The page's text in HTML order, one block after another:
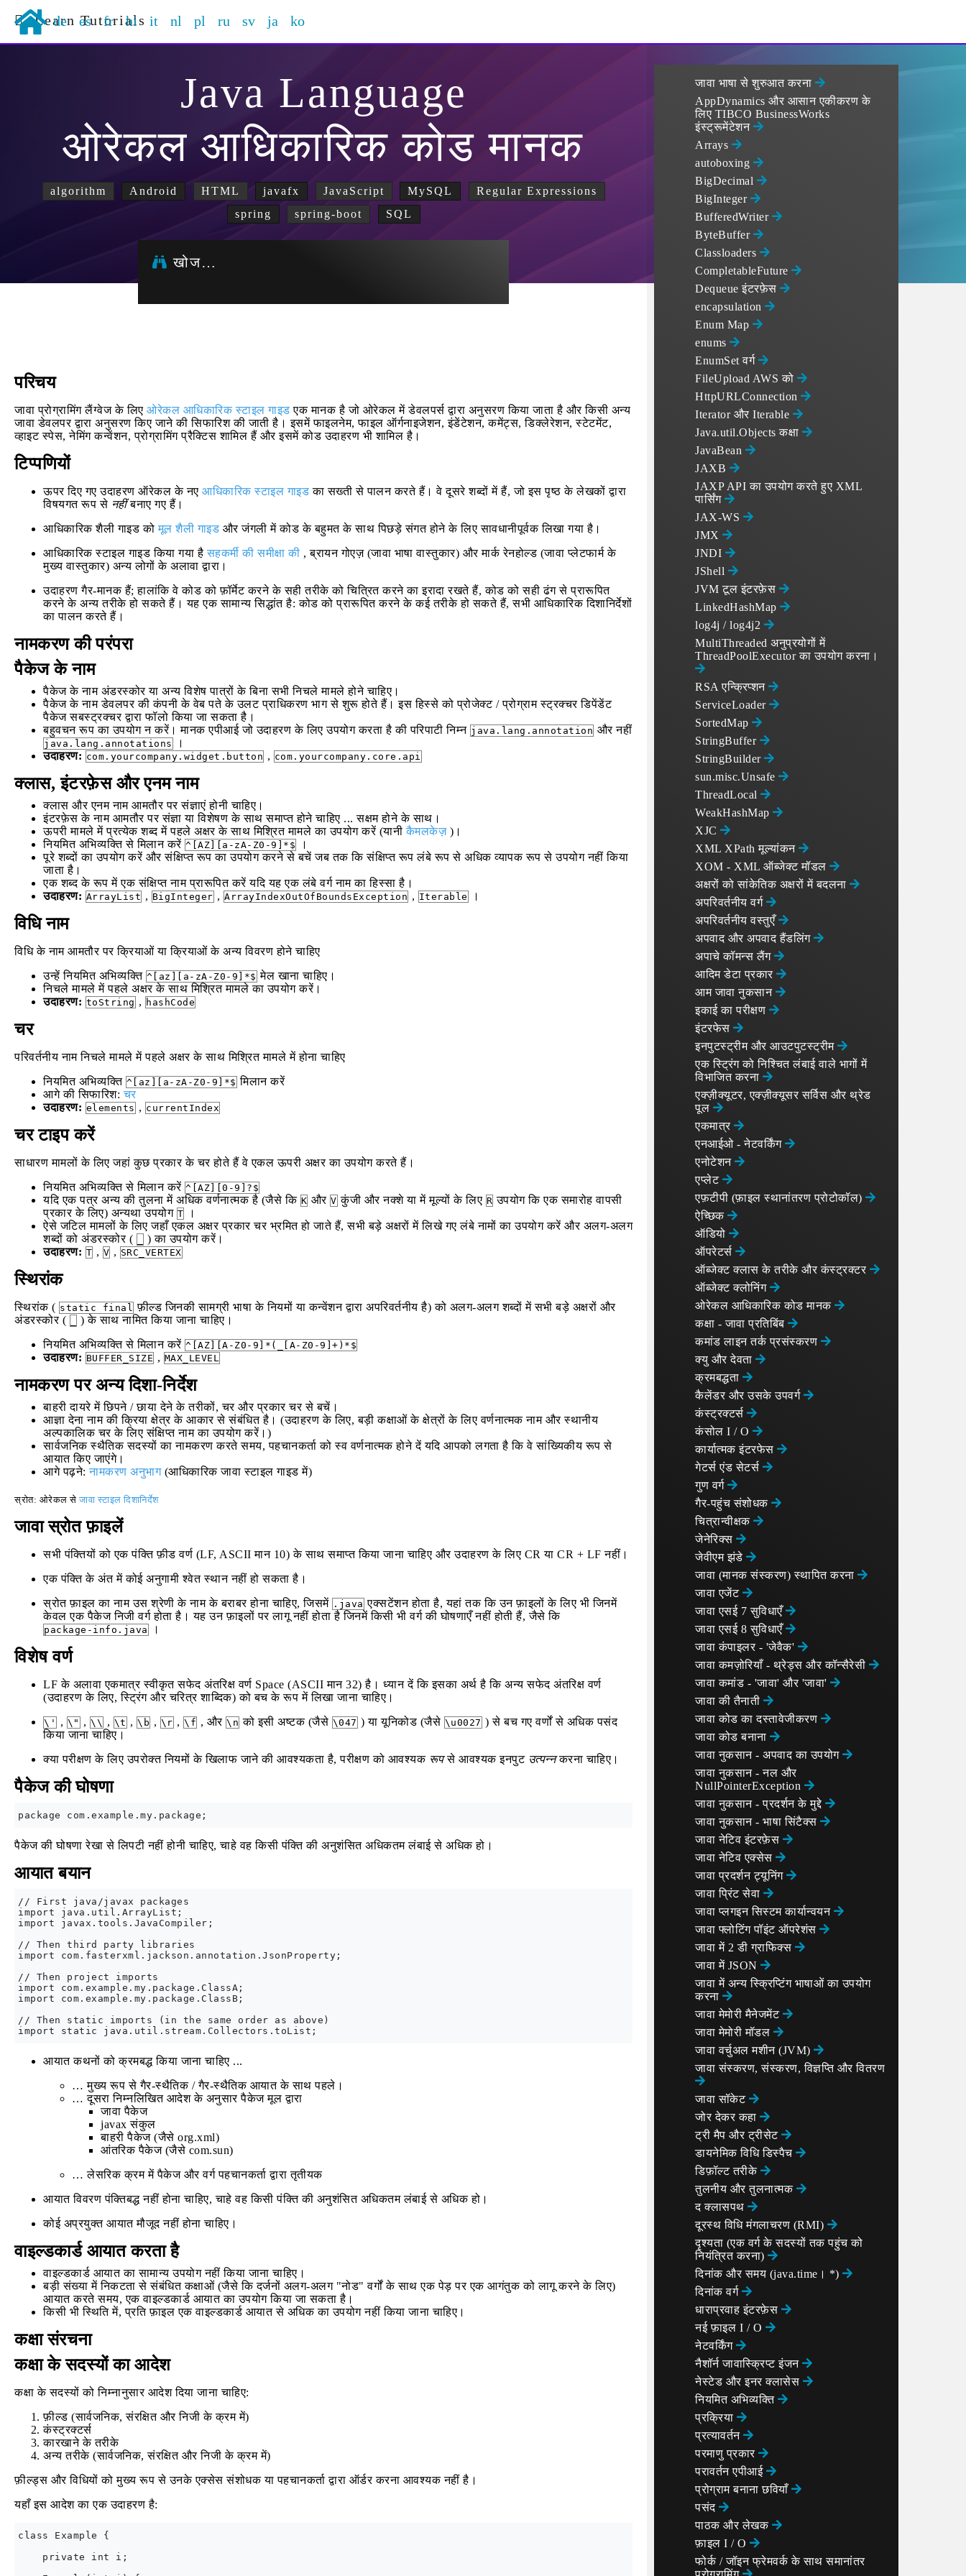
Learn Tutorials
de es fr hi it nl pl ru sv ja ko
Java Language
ओरेकल आधिकारिक कोड मानक
algorithm Android HTML javafx JavaScript MySQL
Regular Expressions
spring
spring-boot SQL
खोज…
परिचय
जावा प्रोग्रामिंग लैंग्वेज के लिए ओरेकल आधिकारिक स्टाइल गाइड एक मानक है जो ओरेकल में डेवलपर्स द्वारा अनुसरण किया जाता है और किसी अन्य
जावा डेवलपर द्वारा अनुसरण किए जाने की सिफारिश की जाती है। इसमें फाइलनेम, फाइल ऑर्गनाइजेशन, इंडेंटेशन, कमेंट्स, डिक्लेरेशन, स्टेटमेंट,
व्हाइट स्पेस, नेमिंग कन्वेंशन, प्रोग्रामिंग प्रैक्टिस शामिल हैं और इसमें कोड उदाहरण भी शामिल है।
टिप्पणियों
ऊपर दिए गए उदाहरण ऑरेकल के नए आधिकारिक स्टाइल गाइड का सख्ती से पालन करते हैं। वे दूसरे शब्दों में हैं, जो इस पृष्ठ के लेखकों द्वारा
विषयगत रूप से नहींबनाए गए हैं।
आधिकारिक शैली गाइड कोमूल शैली गाइड और जंगली में कोड के बहुमत के साथ पिछड़े संगत होने के लिए सावधानीपूर्वक लिखा गया है।
आधिकारिक स्टाइल गाइड किया गया हैसहकर्मी की समीक्षा की , ब्रायन गोएज़ (जावा भाषा वास्तुकार) और मार्क रेनहोल्ड (जावा प्लेटफार्म के
मुख्य वास्तुकार) अन्य लोगों के अलावा द्वारा।
उदाहरण गैर-मानक हैं; हालांकि वे कोड को फ़ॉर्मेट करने के सही तरीके को चित्रित करने का इरादा रखते हैं, कोड को सही ढंग से प्रारूपित
करने के अन्य तरीके हो सकते हैं। यह एक सामान्य सिद्धांत है: कोड को प्रारूपित करने के कई तरीके हो सकते हैं, सभी आधिकारिक दिशानिर्देशों
का पालन करते हैं।
नामकरण की परंपरा
पैकेज के नाम
पैकेज के नाम अंडरस्कोर या अन्य विशेष पात्रों के बिना सभी निचले मामले होने चाहिए।
पैकेज के नाम डेवलपर की कंपनी के वेब पते के उलट प्राधिकरण भाग से शुरू होते हैं। इस हिस्से को प्रोजेक्ट / प्रोग्राम स्ट्रक्चर डिपेंडेंट
पैकेज सबस्ट्रक्चर द्वारा फॉलो किया जा सकता है।
बहुवचन रूप का उपयोग न करें। मानक एपीआई जो उदाहरण के लिए उपयोग करता है की परिपाटी निम्न java.lang.annotation और नहीं
java.lang.annotations
।
उदाहरण: com.yourcompany.widget.button , com.yourcompany.core.api
क्लास, इंटरफ़ेस और एनम नाम
क्लास और एनम नाम आमतौर पर संज्ञाएं होनी चाहिए।
इंटरफ़ेस के नाम आमतौर पर संज्ञा या विशेषण के साथ समाप्त होने चाहिए ... सक्षम होने के साथ।
ऊपरी मामले में प्रत्येक शब्द में पहले अक्षर के साथ मिश्रित मामले का उपयोग करें (यानीकैमलकेज़)।
नियमित अभिव्यक्ति से मिलान करें ^[AZ][a-zA-Z0-9]*$
।
पूरे शब्दों का उपयोग करें और संक्षिप्त रूप का उपयोग करने से बचें जब तक कि संक्षिप्त रूप लंबे रूप से अधिक व्यापक रूप से उपयोग नहीं किया
जाता है।
एक शब्द के रूप में एक संक्षिप्त नाम प्रारूपित करें यदि यह एक लंबे वर्ग नाम का हिस्सा है।
उदाहरण: ArrayList , BigInteger , ArrayIndexOutOfBoundsException , Iterable ।
विधि नाम
विधि के नाम आमतौर पर क्रियाओं या क्रियाओं के अन्य विवरण होने चाहिए
उन्हें नियमित अभिव्यक्ति ^[az][a-zA-Z0-9]*$ मेल खाना चाहिए।
निचले मामले में पहले अक्षर के साथ मिश्रित मामले का उपयोग करें।
उदाहरण: toString , hashCode
चर
परिवर्तनीय नाम निचले मामले में पहले अक्षर के साथ मिश्रित मामले में होना चाहिए
नियमित अभिव्यक्ति ^[az][a-zA-Z0-9]*$ मिलान करें
आगे की सिफारिश:चर
उदाहरण: elements , currentIndex
चर टाइप करें
साधारण मामलों के लिए जहां कुछ प्रकार के चर होते हैं वे एकल ऊपरी अक्षर का उपयोग करते हैं।
नियमित अभिव्यक्ति से मिलान करें ^[AZ][0-9]?$
यदि एक पत्र अन्य की तुलना में अधिक वर्णनात्मक है (जैसे कि K और V कुंजी और नक्शे या में मूल्यों के लिए R उपयोग कि एक समारोह वापसी
प्रकार के लिए) अन्यथा उपयोग T
।
ऐसे जटिल मामलों के लिए जहाँ एकल अक्षर प्रकार चर भ्रमित हो जाते हैं, सभी बड़े अक्षरों में लिखे गए लंबे नामों का उपयोग करें और अलग-अलग
शब्दों को अंडरस्कोर (
) का उपयोग करें।
उदाहरण: T , V , SRC_VERTEX
स्थिरांक
स्थिरांक ( static final फ़ील्ड जिनकी सामग्री भाषा के नियमों या कन्वेंशन द्वारा अपरिवर्तनीय है) को अलग-अलग शब्दों में सभी बड़े अक्षरों और
अंडरस्कोर (
) के साथ नामित किया जाना चाहिए।
नियमित अभिव्यक्ति से मिलान करें ^[AZ][A-Z0-9]*(_[A-Z0-9]+)*$
उदाहरण: BUFFER_SIZE , MAX_LEVEL
नामकरण पर अन्य दिशा-निर्देश
बाहरी दायरे में छिपने / छाया देने के तरीकों, चर और प्रकार चर से बचें।
आज्ञा देना नाम की क्रिया क्षेत्र के आकार से संबंधित है। (उदाहरण के लिए, बड़ी कक्षाओं के क्षेत्रों के लिए वर्णनात्मक नाम और स्थानीय
अल्पकालिक चर के लिए संक्षिप्त नाम का उपयोग करें।)
सार्वजनिक स्थैतिक सदस्यों का नामकरण करते समय, पहचानकर्ता को स्व वर्णनात्मक होने दें यदि आपको लगता है कि वे सांख्यिकीय रूप से
आयात किए जाएंगे।
आगे पढ़ने:नामकरण अनुभाग(आधिकारिक जावा स्टाइल गाइड में)
स्रोत: ओरेकल सेजावा स्टाइल दिशानिर्देश
जावा स्रोत फ़ाइलें
सभी पंक्तियों को एक पंक्ति फ़ीड वर्ण (LF, ASCII मान 10) के साथ समाप्त किया जाना चाहिए और उदाहरण के लिए CR या CR + LF नहीं।
एक पंक्ति के अंत में कोई अनुगामी श्वेत स्थान नहीं हो सकता है।
स्रोत फ़ाइल का नाम उस श्रेणी के नाम के बराबर होना चाहिए, जिसमें .java एक्सटेंशन होता है, यहां तक कि उन फ़ाइलों के लिए भी जिनमें
केवल एक पैकेज निजी वर्ग होता है। यह उन फ़ाइलों पर लागू नहीं होता है जिनमें किसी भी वर्ग की घोषणाएँ नहीं होती हैं, जैसे कि
package-info.java ।
विशेष वर्ण
LF के अलावा एकमात्र स्वीकृत सफेद अंतरिक्ष वर्ण Space (ASCII मान 32) है। ध्यान दें कि इसका अर्थ है कि अन्य सफेद अंतरिक्ष वर्ण
(उदाहरण के लिए, स्ट्रिंग और चरित्र शाब्दिक) को बच के रूप में लिखा जाना चाहिए।
\' , \" , \\ , \t , \b , \r , \f , और \n को इसी अष्टक (जैसे \047 ) या यूनिकोड (जैसे \u0027 ) से बच गए वर्णों से अधिक पसंद
किया जाना चाहिए।
क्या परीक्षण के लिए उपरोक्त नियमों के खिलाफ जाने की आवश्यकता है, परीक्षण को आवश्यक रूपसे आवश्यक इनपुट उत्पन्नकरना चाहिए।
पैकेज की घोषणा
पैकेज की घोषणा रेखा से लिपटी नहीं होनी चाहिए, चाहे वह किसी पंक्ति की अनुशंसित अधिकतम लंबाई से अधिक हो।
आयात बयान
// First java/javax packages
import java.util.ArrayList;
import javax.tools.JavaCompiler;
// Then third party libraries
import com.fasterxml.jackson.annotation.JsonProperty;
// Then project imports
import com.example.my.package.ClassA;
import com.example.my.package.ClassB;
// Then static imports (in the same order as above)
आयात कथनों को क्रमबद्ध किया जाना चाहिए ...
… मुख्य रूप से गैर-स्थैतिक / गैर-स्थैतिक आयात के साथ पहले।
… दूसरा निम्नलिखित आदेश के अनुसार पैकेज मूल द्वारा
जावा पैकेज
javax संकुल
बाहरी पैकेज (जैसे org.xml)
आंतरिक पैकेज (जैसे com.sun)
… लेसरिक क्रम में पैकेज और वर्ग पहचानकर्ता द्वारा तृतीयक
आयात विवरण पंक्तिबद्ध नहीं होना चाहिए, चाहे वह किसी पंक्ति की अनुशंसित अधिकतम लंबाई से अधिक हो।
कोई अप्रयुक्त आयात मौजूद नहीं होना चाहिए।
वाइल्डकार्ड आयात करता है
वाइल्डकार्ड आयात का सामान्य उपयोग नहीं किया जाना चाहिए।
बड़ी संख्या में निकटता से संबंधित कक्षाओं (जैसे कि दर्जनों अलग-अलग "नोड" वर्गों के साथ एक पेड़ पर एक आगंतुक को लागू करने के लिए)
आयात करते समय, एक वाइल्डकार्ड आयात का उपयोग किया जा सकता है।
किसी भी स्थिति में, प्रति फ़ाइल एक वाइल्डकार्ड आयात से अधिक का उपयोग नहीं किया जाना चाहिए।
कक्षा संरचना
कक्षा के सदस्यों का आदेश
कक्षा के सदस्यों को निम्नानुसार आदेश दिया जाना चाहिए:
फ़ील्ड (सार्वजनिक, संरक्षित और निजी के क्रम में)
कंस्ट्रक्टर्स
कारखाने के तरीके
अन्य तरीके (सार्वजनिक, संरक्षित और निजी के क्रम में)
फ़ील्ड्स और विधियों को मुख्य रूप से उनके एक्सेस संशोधक या पहचानकर्ता द्वारा ऑर्डर करना आवश्यक नहीं है।
यहाँ इस आदेश का एक उदाहरण है:
class Example {
    private int i;
जावा भाषा से शुरुआत करना
AppDynamics और आसान एकीकरण के
लिए TIBCO BusinessWorks
इंस्ट्रूमेंटेशन
Arrays
autoboxing
BigDecimal
BigInteger
BufferedWriter
ByteBuffer
Classloaders
CompletableFuture
Dequeue इंटरफ़ेस
encapsulation
Enum Map
enums
EnumSet वर्ग
FileUpload AWS को
HttpURLConnection
Iterator और Iterable
Java.util.Objects कक्षा
JavaBean
JAXB
JAXP API का उपयोग करते हुए XML
पार्सिंग
JAX-WS
JMX
JNDI
JShell
JVM टूल इंटरफ़ेस
LinkedHashMap
log4j / log4j2
MultiThreaded अनुप्रयोगों में
ThreadPoolExecutor का उपयोग करना।
RSA एन्क्रिप्शन
ServiceLoader
SortedMap
StringBuffer
StringBuilder
sun.misc.Unsafe
ThreadLocal
WeakHashMap
XJC
XML XPath मूल्यांकन
XOM - XML ऑब्जेक्ट मॉडल
अक्षरों को सांकेतिक अक्षरों में बदलना
अपरिवर्तनीय वर्ग
अपरिवर्तनीय वस्तुएँ
अपवाद और अपवाद हैंडलिंग
अपाचे कॉमन्स लैंग
आदिम डेटा प्रकार
आम जावा नुकसान
इकाई का परीक्षण
इंटरफेस
इनपुटस्ट्रीम और आउटपुटस्ट्रीम
एक स्ट्रिंग को निश्चित लंबाई वाले भागों में
विभाजित करना
एक्ज़ीक्यूटर, एक्ज़ीक्यूसर सर्विस और थ्रेड
पूल
एकमात्र
एनआईओ - नेटवर्किंग
एनोटेशन
एप्लेट
एफ़टीपी (फ़ाइल स्थानांतरण प्रोटोकॉल)
ऐच्छिक
ऑडियो
ऑपरेटर्स
ऑब्जेक्ट क्लास के तरीके और कंस्ट्रक्टर
ऑब्जेक्ट क्लोनिंग
ओरेकल आधिकारिक कोड मानक
कक्षा - जावा प्रतिबिंब
कमांड लाइन तर्क प्रसंस्करण
क्यु और देवता
क्रमबद्धता
कैलेंडर और उसके उपवर्ग
कंस्ट्रक्टर्स
कंसोल I / O
कार्यात्मक इंटरफेस
गेटर्स एंड सेटर्स
गुण वर्ग
गैर-पहुंच संशोधक
चित्रान्वीक्षक
जेनेरिक्स
जेवीएम झंडे
जावा (मानक संस्करण) स्थापित करना
जावा एजेंट
जावा एसई 7 सुविधाएँ
जावा एसई 8 सुविधाएँ
जावा कंपाइलर - 'जेवैक'
जावा कमज़ोरियाँ - थ्रेड्स और कॉन्सैरेसी
जावा कमांड - 'जावा' और 'जावा'
जावा की तैनाती
जावा कोड का दस्तावेजीकरण
जावा कोड बनाना
जावा नुकसान - अपवाद का उपयोग
जावा नुकसान - नल और
NullPointerException
जावा नुकसान - प्रदर्शन के मुद्दे
जावा नुकसान - भाषा सिंटैक्स
जावा नेटिव इंटरफ़ेस
जावा नेटिव एक्सेस
जावा प्रदर्शन ट्यूनिंग
जावा प्रिंट सेवा
जावा प्लगइन सिस्टम कार्यान्वयन
जावा फ्लोटिंग पॉइंट ऑपरेशंस
जावा में 2 डी ग्राफिक्स
जावा में JSON
जावा में अन्य स्क्रिप्टिंग भाषाओं का उपयोग
करना
जावा मेमोरी मैनेजमेंट
जावा मेमोरी मॉडल
जावा वर्चुअल मशीन (JVM)
जावा संस्करण, संस्करण, विज्ञप्ति और वितरण
जावा सॉकेट
जोर देकर कहा
ट्री मैप और ट्रीसेट
डायनेमिक विधि डिस्पैच
डिफ़ॉल्ट तरीके
तुलनीय और तुलनात्मक
द क्लासपथ
दूरस्थ विधि मंगलाचरण (RMI)
दृश्यता (एक वर्ग के सदस्यों तक पहुंच को
नियंत्रित करना)
दिनांक और समय (java.time। *)
दिनांक वर्ग
धाराप्रवाह इंटरफ़ेस
नई फ़ाइल I / O
नेटवर्किंग
नैशॉर्न जावास्क्रिप्ट इंजन
नेस्टेड और इनर क्लासेस
नियमित अभिव्यक्ति
प्रक्रिया
प्रत्यावर्तन
परमाणु प्रकार
परावर्तन एपीआई
प्रोग्राम बनाना छवियाँ
पसंद
पाठक और लेखक
फ़ाइल I / O
फोर्क / जॉइन फ्रेमवर्क के साथ समानांतर